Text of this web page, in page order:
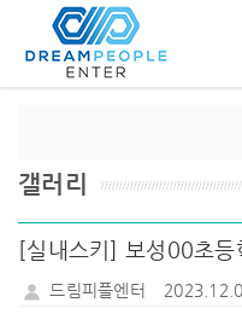
갤러리
[실내스키] 보성00초등
드림피플엔터